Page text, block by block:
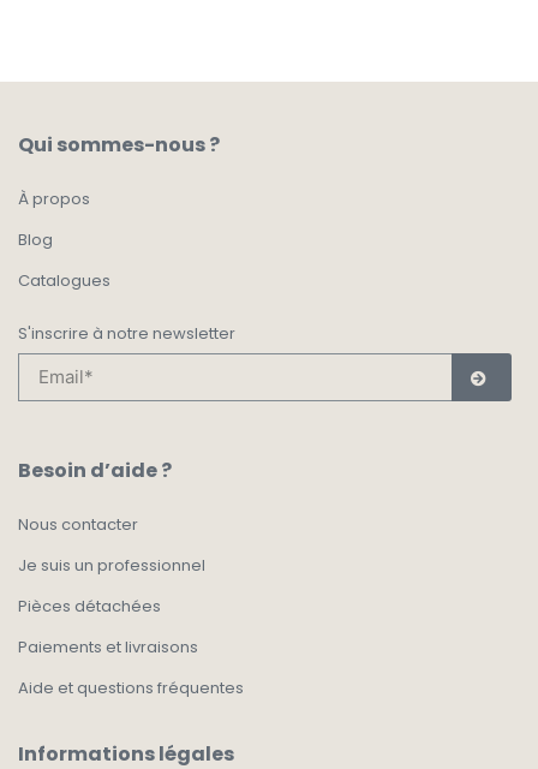
Qui sommes-nous ?
À propos
Blog
Catalogues
S'inscrire à notre newsletter
Besoin d’aide ?
Nous contacter
Je suis un professionnel
Pièces détachées
Paiements et livraisons
Aide et questions fréquentes
Informations légales